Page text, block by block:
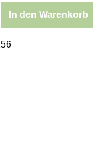
gewünschten Wert
In den Warenkorb